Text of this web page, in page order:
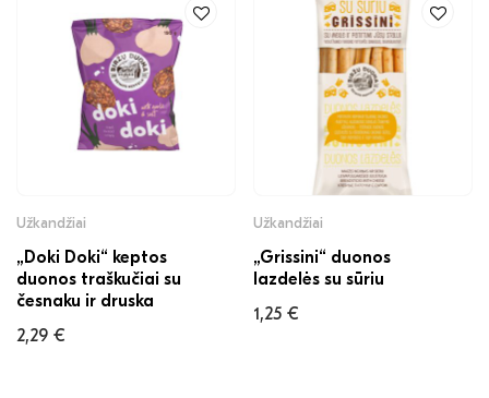
Užkandžiai
„Doki Doki“ keptos
duonos traškučiai su
česnaku ir druska
2,29 €
Užkandžiai
„Grissini“ duonos
lazdelės su sūriu
1,25 €